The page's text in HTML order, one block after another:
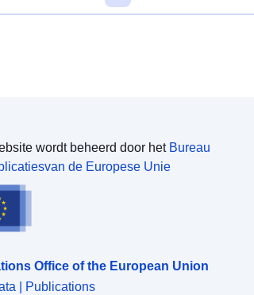
wordt beheerd door het Bureau
de Europese Unie
Office of the European Union
| Publications